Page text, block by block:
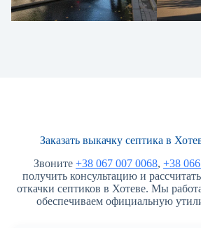
Заказать выкачку септика в
Звоните +38 067 007 0068, +38
получить консультацию и
откачки септиков в Хотеве. Мы
обеспечиваем официальную